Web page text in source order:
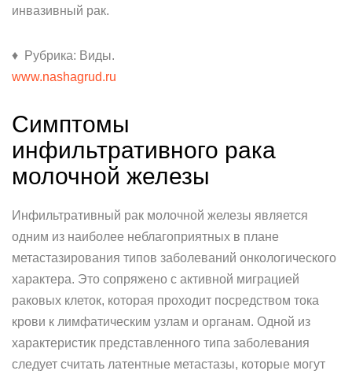
инвазивный рак.
♦ Рубрика: Виды.
www.nashagrud.ru
Симптомы
инфильтративного рака
молочной железы
Инфильтративный рак молочной железы является
одним из наиболее неблагоприятных в плане
метастазирования типов заболеваний онкологического
характера. Это сопряжено с активной миграцией
раковых клеток, которая проходит посредством тока
крови к лимфатическим узлам и органам. Одной из
характеристик представленного типа заболевания
следует считать латентные метастазы, которые могут